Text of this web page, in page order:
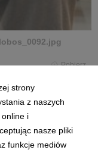
Pobierz
strony
z naszych
online i
nasze pliki
funkcje mediów